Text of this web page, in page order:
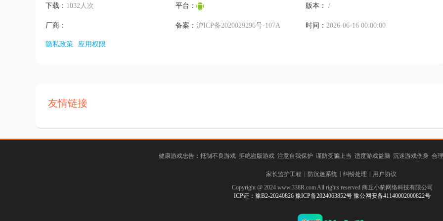
下载： 1032人次 平台： 版本： /
厂商： 备案：沪ICP备2020029296号-107A 时间：2026-06-16 00:00:00
隐私政策 应用权限
友情链接
健康游戏忠告：抵制不良游戏 拒绝盗版游戏 注意自我保护 谨防受骗上当 适度游戏益脑 沉迷游戏伤身 合
家长监护工程 防沉迷系统 纠纷处理
用户协议
Copyright @ 2024 www.338R.com All rights reserved 商丘小豹网络科技有限公司
ICP证：豫B2-20240826 豫ICP备2024063852号 豫公网安备41140002000822号